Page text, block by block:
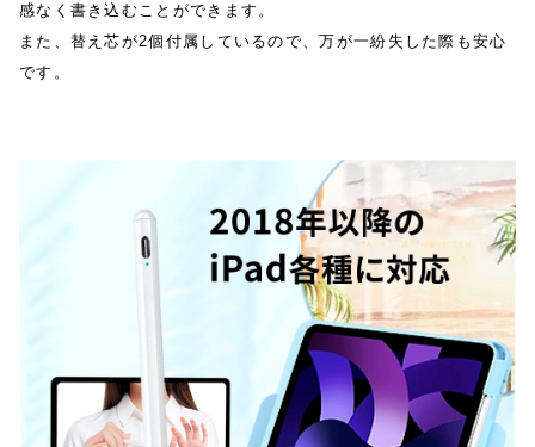
感なく書き込むことができます。
また、替え芯が2個付属しているので、万が一紛失した際も安心
です。